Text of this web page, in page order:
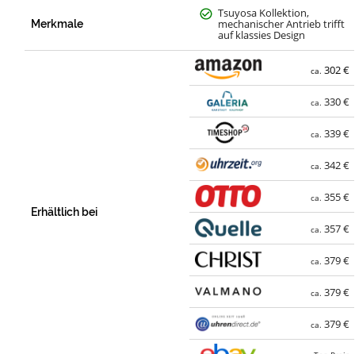
Merkmale
Tsuyosa Kollektion,
mechanischer Antrieb trifft
auf klassies Design
Erhältlich bei
ca.302 €
ca.330 €
ca.339 €
ca.342 €
ca.355 €
ca.357 €
ca.379 €
ca.379 €
ca.379 €